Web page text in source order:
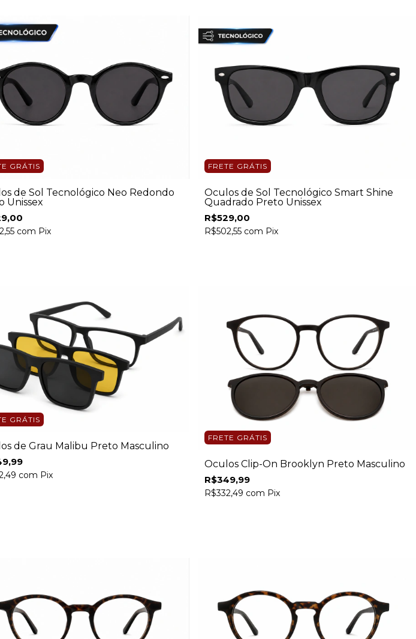
GRÁTIS
de Sol Tecnológico Neo Redondo
Unissex
com Pix
FRETE GRÁTIS
Óculos de Sol Tecnológico Smart Shine
Quadrado Preto Unissex
R$529,00
R$502,55 com Pix
GRÁTIS
de Grau Malibu Preto Masculino
com Pix
FRETE GRÁTIS
Óculos Clip-On Brooklyn Preto Masculino
R$349,99
R$332,49 com Pix